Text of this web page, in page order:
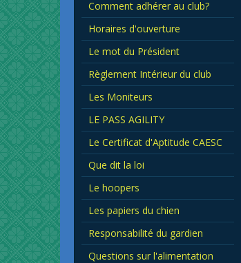
Comment adhérer au club?
Horaires d'ouverture
Le mot du Président
Règlement Intérieur du club
Les Moniteurs
LE PASS AGILITY
Le Certificat d'Aptitude CAESC
Que dit la loi
Le hoopers
Les papiers du chien
Responsabilité du gardien
Questions sur l'alimentation